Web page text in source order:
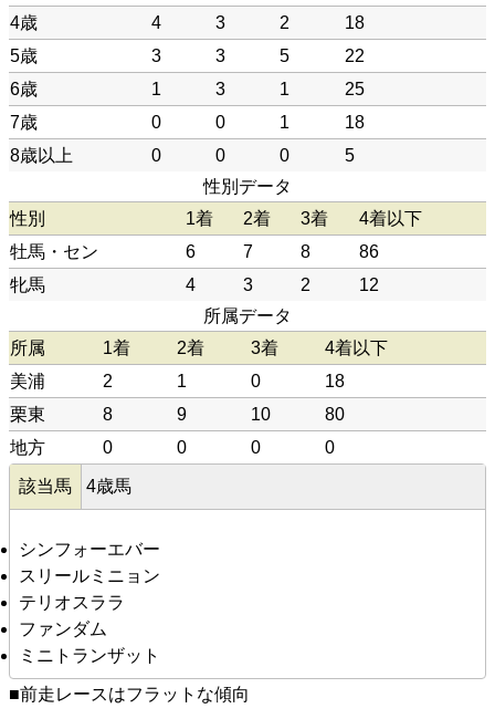
4歳
4 3 2
18
5歳
3 3 5
22
6歳
1 3 1
25
7歳
0 0 1
18
8歳以上
0 0 0
5
性別データ
性別
1着 2着 3着
4着以下
牡馬・セン
6 7 8
86
牝馬
4 3 2
12
所属データ
所属
1着 2着 3着
4着以下
美浦
2 1 0
18
栗東
8 9 10
80
地方
0 0 0 0
該当馬 4歳馬
シンフォーエバー
スリールミニョン
テリオスララ
ファンダム
ミニトランザット
■前走レースはフラットな傾向